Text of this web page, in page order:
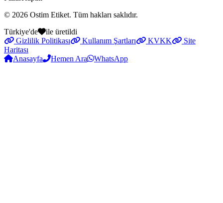
© 2026 Ostim Etiket. Tüm hakları saklıdır.
Türkiye'de
ile üretildi
Gizlilik Politikası
Kullanım Şartları KVKK
Site
Haritası
Anasayfa
Hemen Ara WhatsApp